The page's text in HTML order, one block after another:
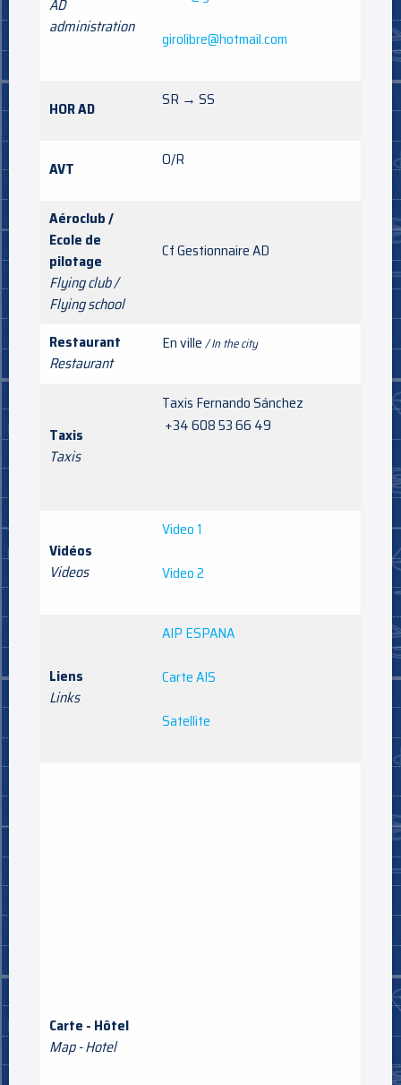
AD
administration
girolibre@hotmail.com
HOR AD SR → SS
AVT O/R
Aéroclub /
Ecole de
pilotage
Flying club /
Flying school
Cf Gestionnaire AD
Restaurant
Restaurant
En ville/ In the city
Taxis
Taxis
Taxis Fernando Sánchez
+34 608 53 66 49
Vidéos
Videos
Video 1
Video 2
Liens
Links
AIP ESPANA
Carte AIS
Satellite
Carte - Hôtel
Map - Hotel